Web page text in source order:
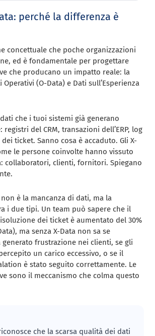
perché la differenza è
concettuale che poche organizzazioni
ed è fondamentale per progettare
che producano un impatto reale: la
(O-Data) e Dati sull’Esperienza
che i tuoi sistemi già generano
del CRM, transazioni dell’ERP, log
ticket. Sanno cosa è accaduto. Gli X-
le persone coinvolte hanno vissuto
collaboratori, clienti, fornitori. Spiegano
è la mancanza di dati, ma la
i due tipi. Un team può sapere che il
dei ticket è aumentato del 30%
ma senza X-Data non sa se
generato frustrazione nei clienti, se gli
un carico eccessivo, o se il
è stato seguito correttamente. Le
sono il meccanismo che colma questo
che la scarsa qualità dei dati